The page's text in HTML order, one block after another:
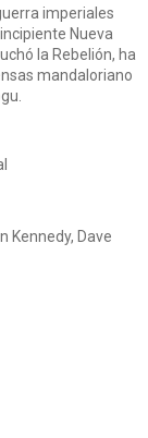
imperiales
Nueva
la Rebelión, ha
mandaloriano
Kennedy, Dave